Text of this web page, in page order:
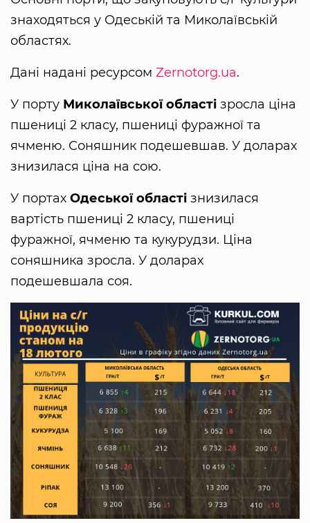
знаходяться у Одеській та Миколаївській
областях.
Дані надані ресурсом Zernotorg.ua.
У порту Миколаївської області зросла ціна
пшениці 2 класу, пшениці фуражної та
ячменю. Соняшник подешевшав. У доларах
знизилася ціна на сою.
У портах Одеської області знизилася
вартість пшениці 2 класу, пшениці
фуражної, ячменю та кукурудзи. Ціна
соняшника зросла. У доларах
подешевшала соя.